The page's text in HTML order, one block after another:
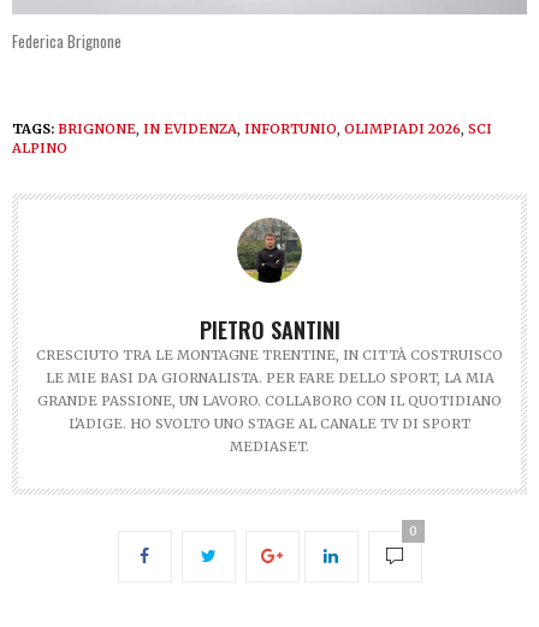
Federica Brignone
TAGS: BRIGNONE IN EVIDENZA INFORTUNIO OLIMPIADI 2026 SCI
ALPINO
PIETRO SANTINI
CRESCIUTO TRA LE MONTAGNE TRENTINE, IN CITTÀ COSTRUISCO
LE MIE BASI DA GIORNALISTA. PER FARE DELLO SPORT, LA MIA
GRANDE PASSIONE, UN LAVORO. COLLABORO CON IL QUOTIDIANO
L'ADIGE. HO SVOLTO UNO STAGE AL CANALE TV DI SPORT
MEDIASET.
0